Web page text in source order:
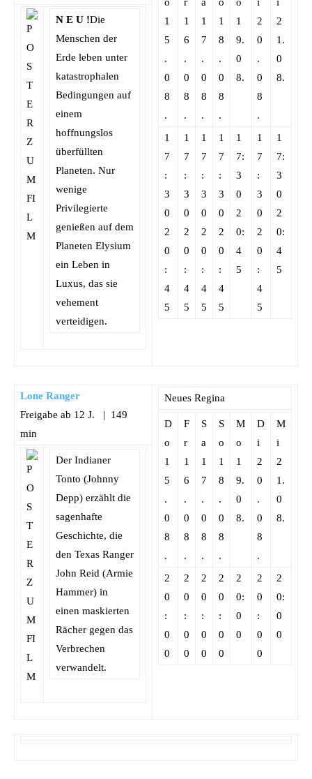
1
5
.
0
8
.
1
6
.
0
8
.
1
7
.
0
8
.
1
8
.
0
8
.
1
9.
0
8.
2
0
.
0
8
.
2
1.
0
8.
1
7
:
3
0
2
0
:
4
5
1
7
:
3
0
2
0
:
4
5
1
7
:
3
0
2
0
:
4
5
1
7
:
3
0
2
0
:
4
5
1
7:
3
0
2
0:
4
5
1
7
:
3
0
2
0
:
4
5
1
7:
3
0
2
0:
4
5
N E U !Die
Menschen der
Erde leben unter
katastrophalen
Bedingungen auf
einem
hoffnungslos
überfüllten
Planeten. Nur
wenige
Privilegierte
genießen auf dem
Planeten Elysium
ein Leben in
Luxus, das sie
vehement
verteidigen.
Lone Ranger
Freigabe ab 12 J. | 149
min
Neues Regina
D
o
1
5
.
0
8
.
F
r
1
6
.
0
8
.
S
a
1
7
.
0
8
.
S
o
1
8
.
0
8
.
M
o
1
9.
0
8.
D
i
2
0
.
0
8
.
M
i
2
1.
0
8.
2
0
:
0
0
2
0
:
0
0
2
0
:
0
0
2
0
:
0
0
2
0:
0
0
2
0
:
0
0
2
0:
0
0
Der Indianer
Tonto (Johnny
Depp) erzählt die
sagenhafte
Geschichte, die
den Texas Ranger
John Reid (Armie
Hammer) in
einen maskierten
Rächer gegen das
Verbrechen
verwandelt.